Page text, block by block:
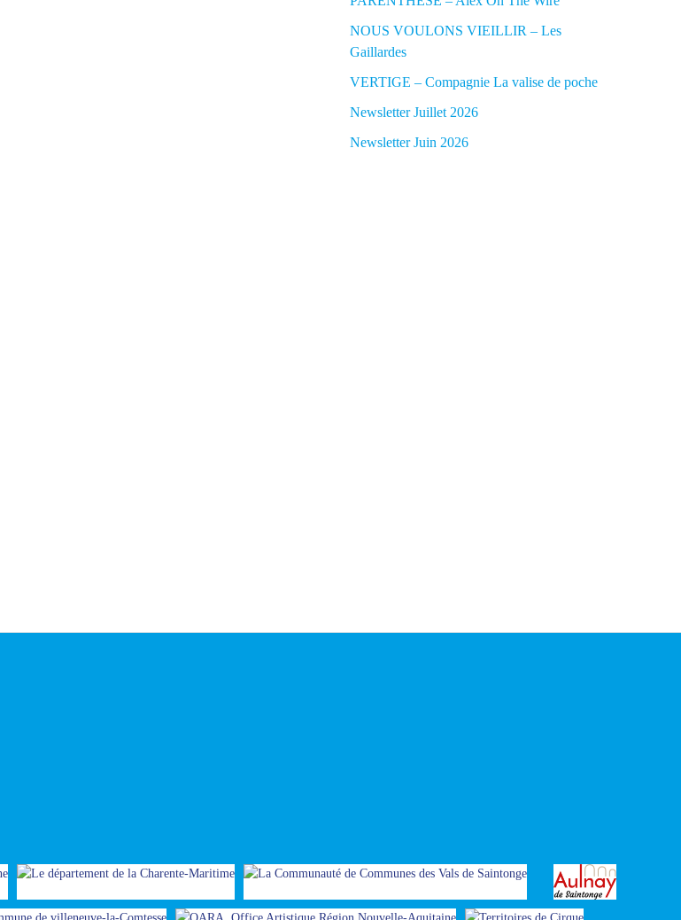
NOUS VOULONS VIEILLIR – Les
Gaillardes
VERTIGE – Compagnie La valise de poche
Newsletter Juillet 2026
Newsletter Juin 2026